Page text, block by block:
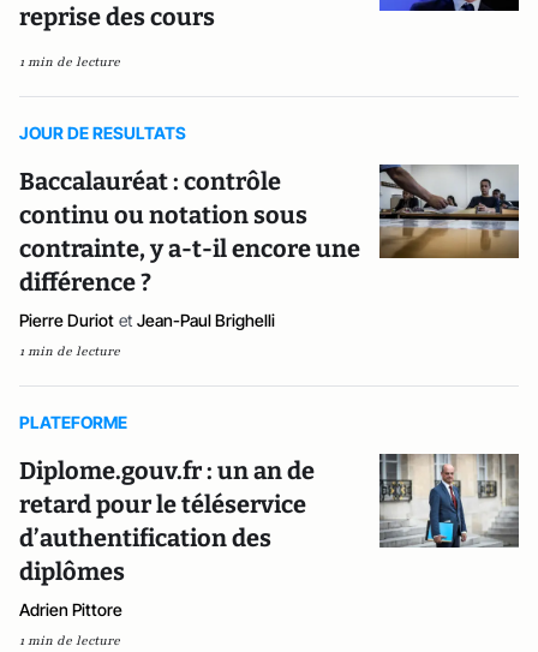
reprise des cours
1 min de lecture
JOUR DE RESULTATS
Baccalauréat : contrôle
continu ou notation sous
contrainte, y a-t-il encore une
différence ?
Pierre Duriot et Jean-Paul Brighelli
1 min de lecture
PLATEFORME
Diplome.gouv.fr : un an de
retard pour le téléservice
d’authentification des
diplômes
Adrien Pittore
1 min de lecture